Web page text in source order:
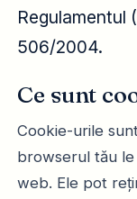
Regulamentul
506/2004.
Ce sunt
Cookie-urile
browserul tău le
web. Ele pot